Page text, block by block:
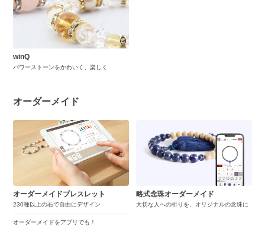
winQ
パワーストーンをかわいく、楽しく
オーダーメイド
オーダーメイドブレスレット
230種以上の石で自由にデザイン
オーダーメイドをアプリでも！
略式念珠オーダーメイド
大切な人への祈りを、オリジナルの念珠に